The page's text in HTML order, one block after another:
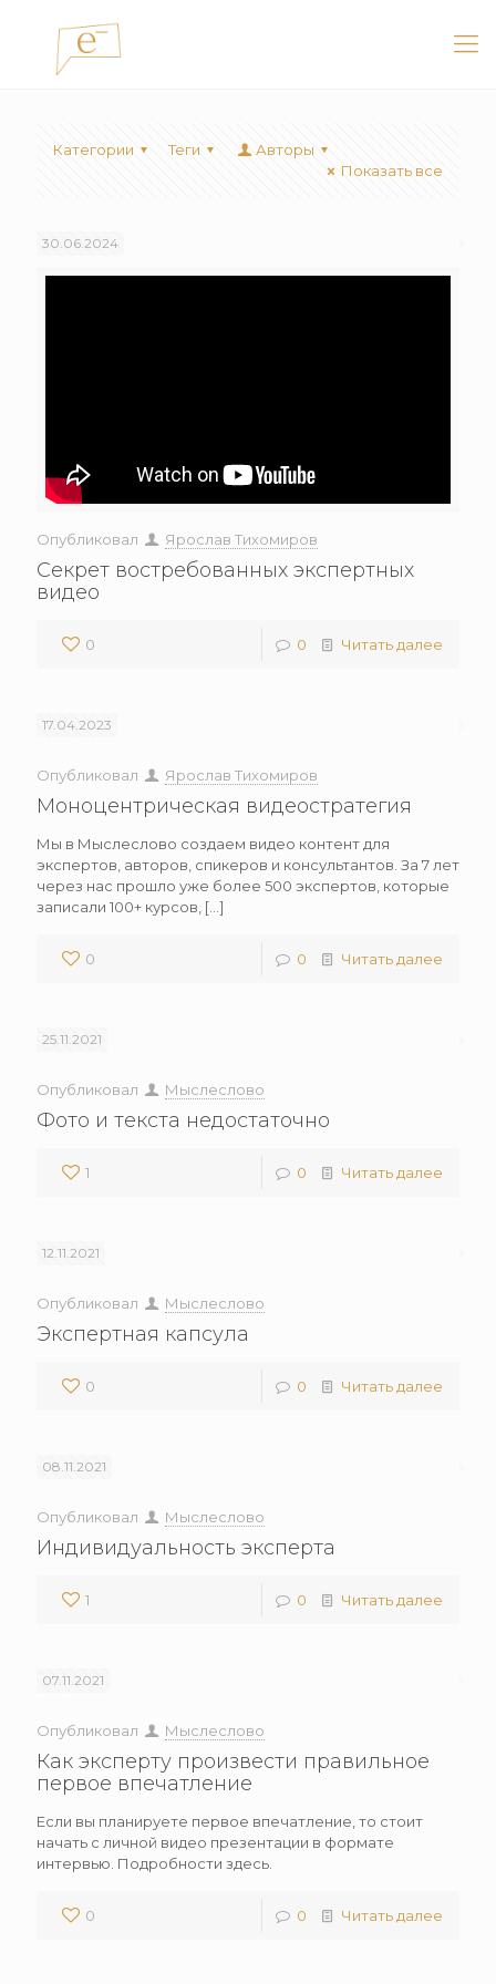
Категории Теги
Авторы
Показать все
30.06.2024
Опубликовал Ярослав Тихомиров
Секрет востребованных экспертных
видео
0 0 Читать далее
17.04.2023
Опубликовал Ярослав Тихомиров
Моноцентрическая видеостратегия
Мы в Мыслеслово создаем видео контент для
экспертов, авторов, спикеров и консультантов. За 7 лет
через нас прошло уже более 500 экспертов, которые
записали 100+ курсов, […]
0 0 Читать далее
25.11.2021
Опубликовал Мыслеслово
Фото и текста недостаточно
1 0 Читать далее
12.11.2021
Опубликовал Мыслеслово
Экспертная капсула
0 0 Читать далее
08.11.2021
Опубликовал Мыслеслово
Индивидуальность эксперта
1 0 Читать далее
07.11.2021
Опубликовал Мыслеслово
Как эксперту произвести правильное
первое впечатление
Если вы планируете первое впечатление, то стоит
начать с личной видео презентации в формате
интервью. Подробности здесь.
0 0 Читать далее